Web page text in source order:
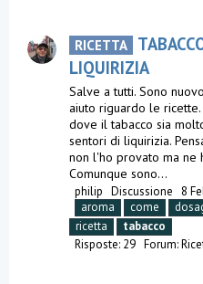
RICETTA
LIQUIRIZIA
Salve a tutti. Sono
aiuto riguardo le
dove il tabacco sia
sentori di liquirizia.
non l'ho provato ma ne
Comunque sono...
philip Discussione
8
aroma
come
ricetta
tabacco
Risposte: 29 Forum: